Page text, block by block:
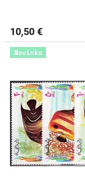
10,50 €
Novinka